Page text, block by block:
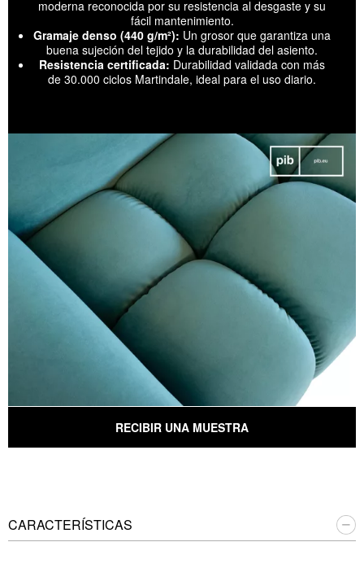
moderna reconocida por su resistencia al desgaste y su
fácil mantenimiento.
Gramaje denso (440 g/m²): Un grosor que garantiza una
buena sujeción del tejido y la durabilidad del asiento.
Resistencia certificada: Durabilidad validada con más
de 30.000 ciclos Martindale, ideal para el uso diario.
RECIBIR UNA MUESTRA
CARACTERÍSTICAS